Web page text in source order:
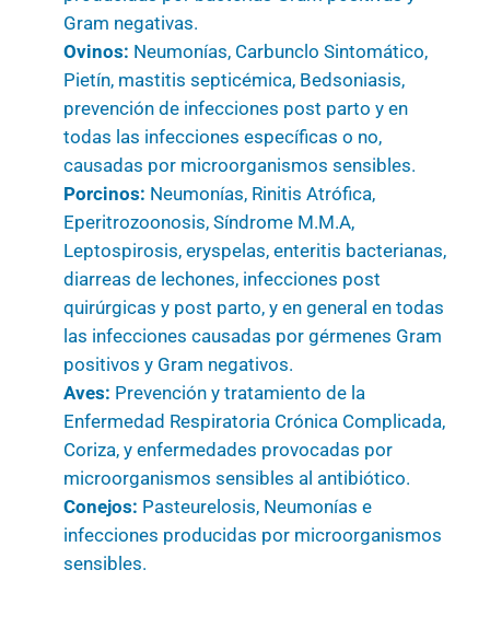
Gram negativas.
Ovinos: Neumonías, Carbunclo Sintomático,
Pietín, mastitis septicémica, Bedsoniasis,
prevención de infecciones post parto y en
todas las infecciones específicas o no,
causadas por microorganismos sensibles.
Porcinos: Neumonías, Rinitis Atrófica,
Eperitrozoonosis, Síndrome M.M.A,
Leptospirosis, eryspelas, enteritis bacterianas,
diarreas de lechones, infecciones post
quirúrgicas y post parto, y en general en todas
las infecciones causadas por gérmenes Gram
positivos y Gram negativos.
Aves: Prevención y tratamiento de la
Enfermedad Respiratoria Crónica Complicada,
Coriza, y enfermedades provocadas por
microorganismos sensibles al antibiótico.
Conejos: Pasteurelosis, Neumonías e
infecciones producidas por microorganismos
sensibles.